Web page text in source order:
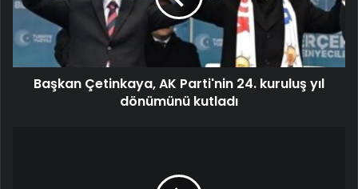
Başkan Çetinkaya, AK Parti'nin 24. kuruluş yıl
dönümünü kutladı